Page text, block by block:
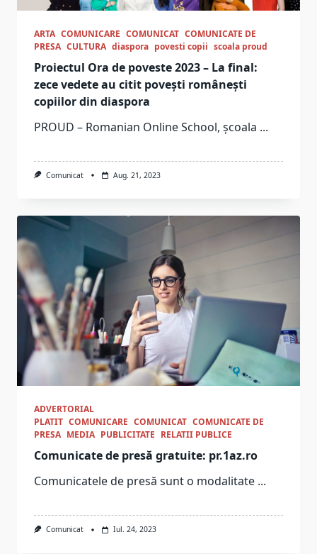
ARTA COMUNICARE COMUNICAT COMUNICATE DE
PRESA CULTURA diaspora povesti copii scoala proud
Proiectul Ora de poveste 2023 – La final:
zece vedete au citit povești românești
copiilor din diaspora
PROUD – Romanian Online School, școala ...
Comunicat Aug. 21, 2023
ADVERTORIAL
PLATIT COMUNICARE COMUNICAT COMUNICATE DE
PRESA MEDIA PUBLICITATE RELATII PUBLICE
Comunicate de presă gratuite: pr.1az.ro
Comunicatele de presă sunt o modalitate ...
Comunicat Iul. 24, 2023